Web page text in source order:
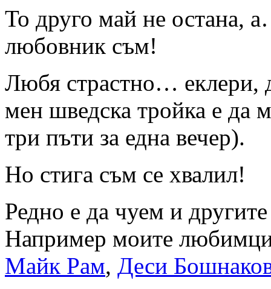
То друго май не остана,
любовник съм!
Любя страстно… еклери,
мен шведска тройка е да
три пъти за една вечер).
Но стига съм се хвалил!
Редно е да чуем и
Например моите
Майк Рам, Деси